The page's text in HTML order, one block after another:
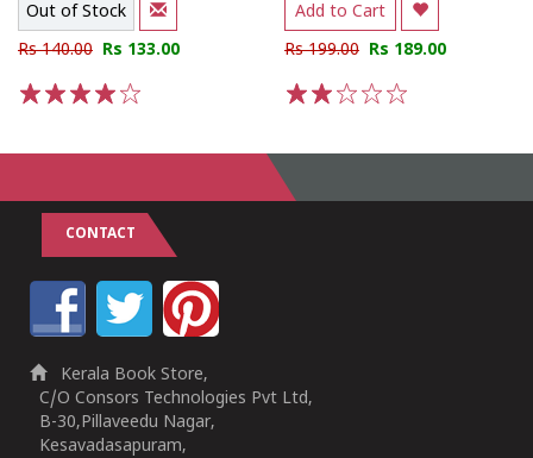
Out of Stock
Rs 140.00 Rs 133.00
Add to Cart
Rs 199.00 Rs 189.00
CONTACT
Kerala Book Store,
C/O Consors Technologies Pvt Ltd,
B-30,Pillaveedu Nagar,
Kesavadasapuram,